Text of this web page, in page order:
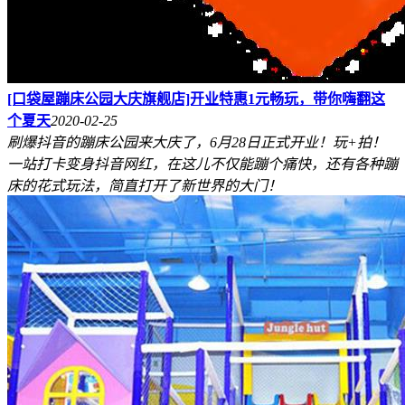
[口袋屋蹦床公园大庆旗舰店]开业特惠1元畅玩，带你嗨翻这
个夏天2020-02-25
刷爆抖音的蹦床公园来大庆了，6月28日正式开业！玩+拍！
一站打卡变身抖音网红，在这儿不仅能蹦个痛快，还有各种蹦
床的花式玩法，简直打开了新世界的大门！